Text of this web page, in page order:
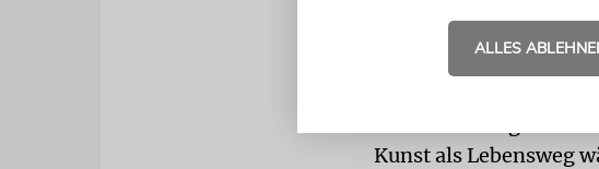
Freunde, hoffe ich.
Kunst als Lebensweg
ALLES